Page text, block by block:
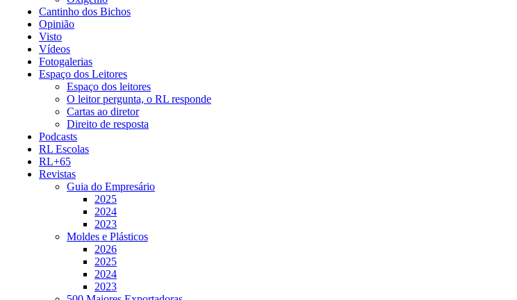
Cantinho dos Bichos
Opinião
Visto
Vídeos
Fotogalerias
Espaço dos Leitores
Espaço dos leitores
O leitor pergunta, o RL responde
Cartas ao diretor
Direito de resposta
Podcasts
RL Escolas
RL+65
Revistas
Guia do Empresário
2025
2024
2023
Moldes e Plásticos
2026
2025
2024
2023